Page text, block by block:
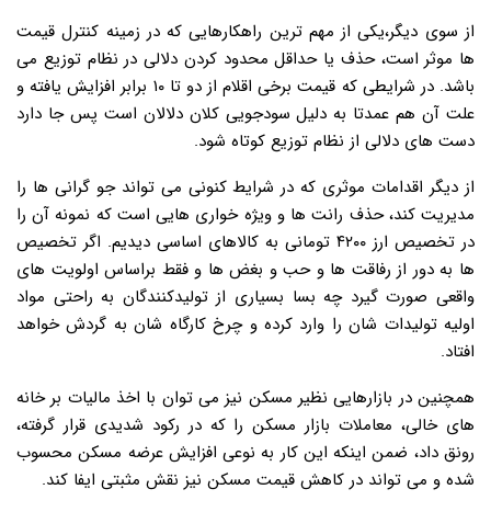
از سوی دیگر،یکی از مهم ترین راهکارهایی که در زمینه کنترل قیمت
ها موثر است، حذف یا حداقل محدود کردن دلالی در نظام توزیع می
باشد. در شرایطی که قیمت برخی اقلام از دو تا ۱۰ برابر افزایش یافته و
علت آن هم عمدتا به دلیل سودجویی کلان دلالان است پس جا دارد
دست های دلالی از نظام توزیع کوتاه شود.
از دیگر اقدامات موثری که در شرایط کنونی می تواند جو گرانی ها را
مدیریت کند، حذف رانت ها و ویژه خواری هایی است که نمونه آن را
در تخصیص ارز ۴۲۰۰ تومانی به کالاهای اساسی دیدیم. اگر تخصیص
ها به دور از رفاقت ها و حب و بغض ها و فقط براساس اولویت های
واقعی صورت گیرد چه بسا بسیاری از تولیدکنندگان به راحتی مواد
اولیه تولیدات شان را وارد کرده و چرخ کارگاه شان به گردش خواهد
افتاد.
همچنین در بازارهایی نظیر مسکن نیز می توان با اخذ مالیات بر خانه
های خالی، معاملات بازار مسکن را که در رکود شدیدی قرار گرفته،
رونق داد، ضمن اینکه این کار به نوعی افزایش عرضه مسکن محسوب
شده و می تواند در کاهش قیمت مسکن نیز نقش مثبتی ایفا کند.